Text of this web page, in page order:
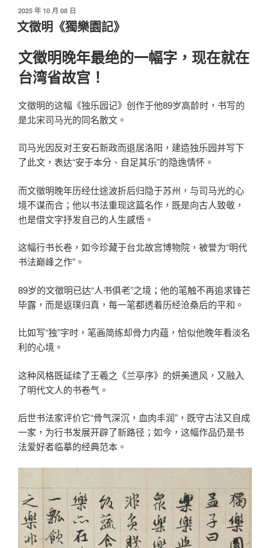
發
佈
於
2025 年 10 月 08 日
文徵明《獨樂園記》
文徵明晚年最绝的一幅字，现在就在
台湾省故宫！
文徵明的这幅《独乐园记》创作于他89岁高龄时，书写的
是北宋司马光的同名散文。
司马光因反对王安石新政而退居洛阳，建造独乐园并写下
了此文，表达“安于本分、自足其乐”的隐逸情怀。
而文徵明晚年历经仕途波折后归隐于苏州，与司马光的心
境不谋而合；他以书法重现这篇名作，既是向古人致敬，
也是借文字抒发自己的人生感悟。
这幅行书长卷，如今珍藏于台北故宫博物院，被誉为“明代
书法巅峰之作”。
89岁的文徵明已达“人书俱老”之境；他的笔触不再追求锋芒
毕露，而是返璞归真，每一笔都透着历经沧桑后的平和。
比如写“独”字时，笔画简练却骨力内蕴，恰似他晚年看淡名
利的心境。
这种风格既延续了王羲之《兰亭序》的妍美遗风，又融入
了明代文人的书卷气。
后世书法家评价它“骨气深沉，血肉丰润”，既守古法又自成
一家，为行书发展开辟了新路径；如今，这幅作品仍是书
法爱好者临摹的经典范本。